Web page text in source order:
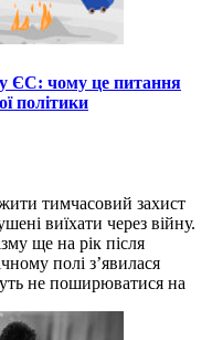
у ЄС: чому це питання
політики
тимчасовий захист
виїхати через війну.
ще на рік після
полі з’явилася
не поширюватися на